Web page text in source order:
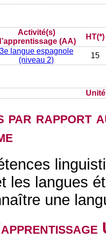
Activité(s)
(AA)
HT(*)
3e langue espagnole
(niveau 2)
15
rapport
les langues
une